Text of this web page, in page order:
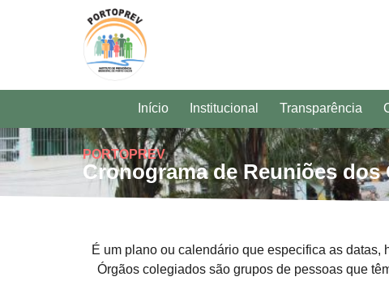
Início Institucional Transparência
PORTOPREV
Cronograma de Reuniões dos
É um plano ou calendário que especifica as
Órgãos colegiados são grupos de pessoas que